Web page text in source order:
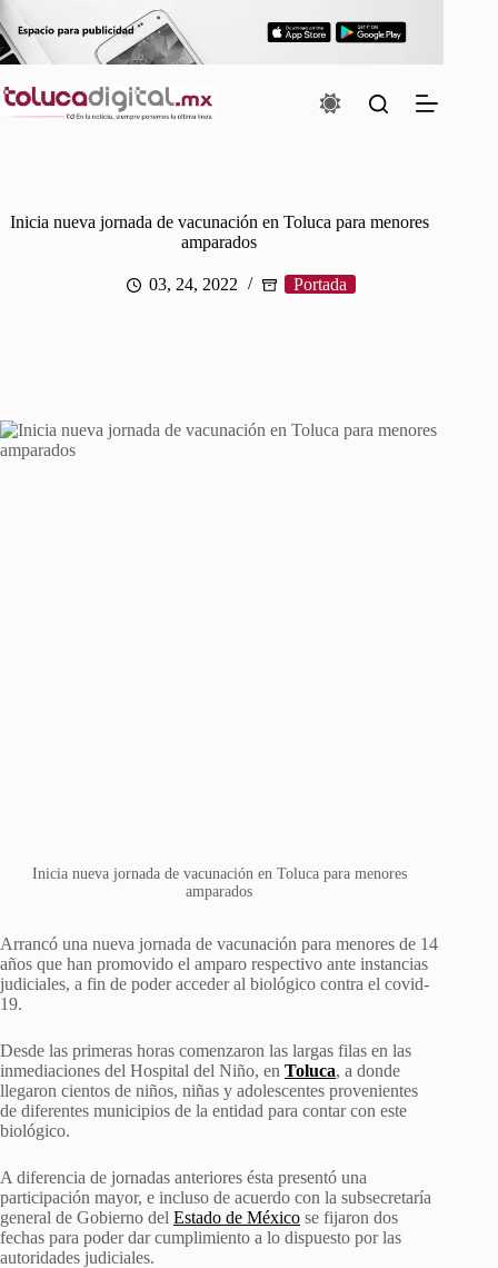
Saltar
al
contenido
Inicia nueva jornada de vacunación en Toluca para menores
amparados
03, 24, 2022 Portada
Inicia nueva jornada de vacunación en Toluca para menores
amparados
Arrancó una nueva jornada de vacunación para menores de 14
años que han promovido el amparo respectivo ante instancias
judiciales, a fin de poder acceder al biológico contra el covid-
19.
Desde las primeras horas comenzaron las largas filas en las
inmediaciones del Hospital del Niño, en Toluca, a donde
llegaron cientos de niños, niñas y adolescentes provenientes
de diferentes municipios de la entidad para contar con este
biológico.
A diferencia de jornadas anteriores ésta presentó una
participación mayor, e incluso de acuerdo con la subsecretaría
general de Gobierno del Estado de México se fijaron dos
fechas para poder dar cumplimiento a lo dispuesto por las
autoridades judiciales.